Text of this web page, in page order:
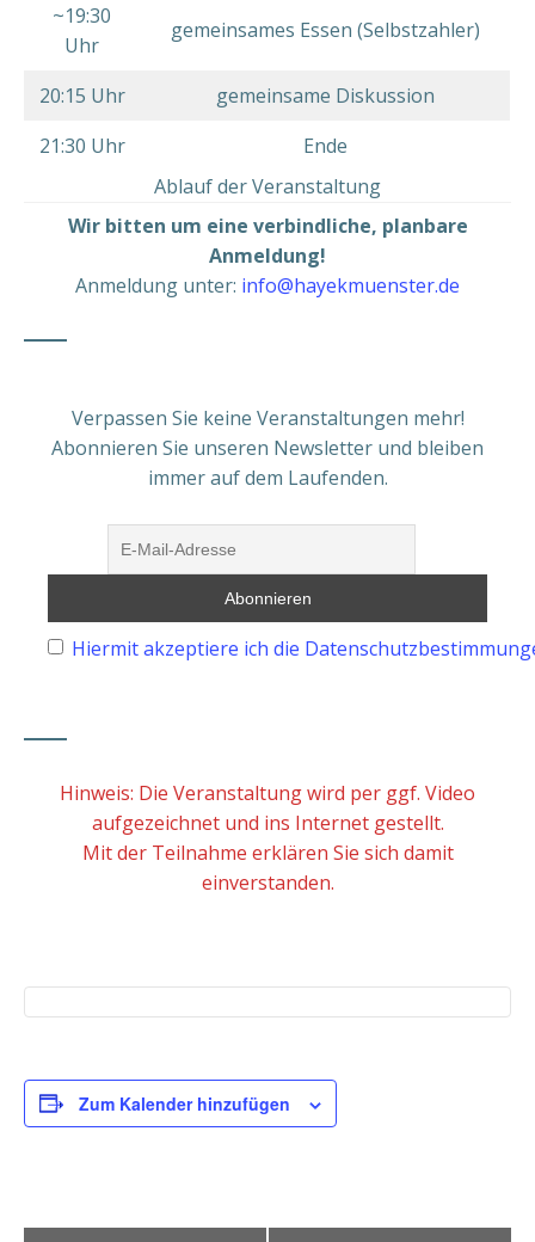
~19:30
Uhr
gemeinsames Essen (Selbstzahler)
20:15 Uhr
gemeinsame Diskussion
21:30 Uhr
Ende
Ablauf der Veranstaltung
Wir bitten um eine verbindliche, planbare
Anmeldung!
Anmeldung unter: info@hayekmuenster.de
Verpassen Sie keine Veranstaltungen mehr!
Abonnieren Sie unseren Newsletter und bleiben
immer auf dem Laufenden.
Hiermit akzeptiere ich die
Hinweis: Die Veranstaltung wird per ggf. Video
aufgezeichnet und ins Internet gestellt.
Mit der Teilnahme erklären Sie sich damit
einverstanden.
Zum Kalender hinzufügen